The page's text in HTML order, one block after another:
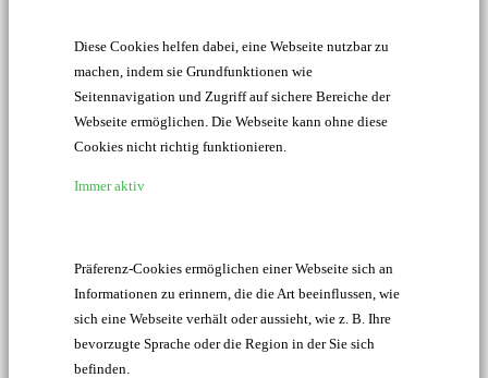
Diese Cookies helfen dabei, eine Webseite nutzbar zu
machen, indem sie Grundfunktionen wie
Seitennavigation und Zugriff auf sichere Bereiche der
Webseite ermöglichen. Die Webseite kann ohne diese
Cookies nicht richtig funktionieren.
Immer aktiv
Präferenz-Cookies ermöglichen einer Webseite sich an
Informationen zu erinnern, die die Art beeinflussen, wie
sich eine Webseite verhält oder aussieht, wie z. B. Ihre
bevorzugte Sprache oder die Region in der Sie sich
befinden.